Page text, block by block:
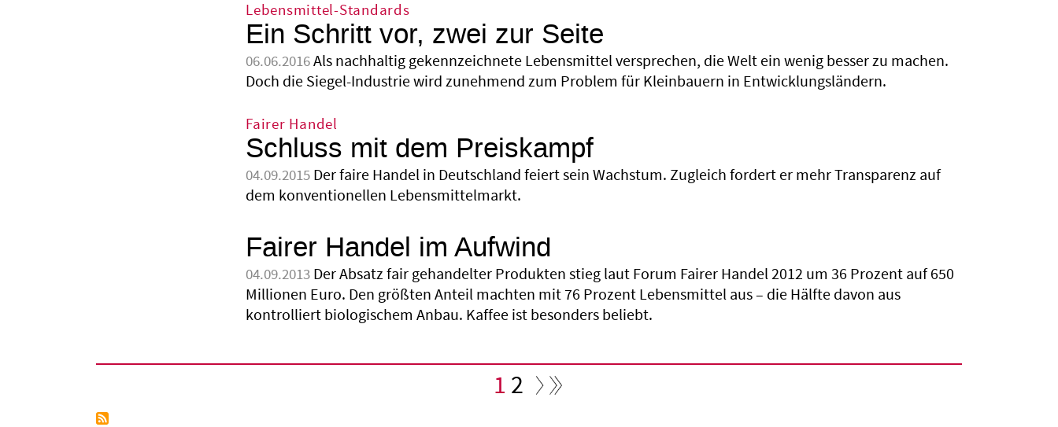
Lebensmittel-Standards
Ein Schritt vor, zwei zur Seite
06.06.2016Als nachhaltig gekennzeichnete Lebensmittel versprechen, die Welt ein wenig besser zu machen.
Doch die Siegel-Industrie wird zunehmend zum Problem für Kleinbauern in Entwicklungsländern.
Fairer Handel
Schluss mit dem Preiskampf
04.09.2015 Der faire Handel in Deutschland feiert sein Wachstum. Zugleich fordert er mehr Transparenz auf
dem konventionellen Lebensmittelmarkt.
Fairer Handel im Aufwind
04.09.2013 Der Absatz fair gehandelter Produkten stieg laut Forum Fairer Handel 2012 um 36 Prozent auf 650
Millionen Euro. Den größten Anteil machten mit 76 Prozent Lebensmittel aus – die Hälfte davon aus
kontrolliert biologischem Anbau. Kaffee ist besonders beliebt.
Seitennummerierung
Aktuelle
1 Seite
2